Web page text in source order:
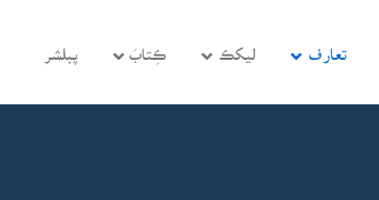
تعارف ليکڪ ڪِتابَ پبلشر